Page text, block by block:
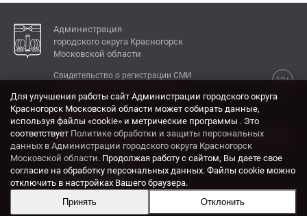
Администрация
городского округа Красногорск
Московской области
12+
Свидетельство о регистрации СМИ
КОНТАКТЫ
Адрес: 143404, Московская область, г. Красногорск,
ул. Ленина, дом 4.
Электронная почта:
krasrn@mosreg.ru
Разработка и поддержка сайта ADN
Для улучшения работы сайт Администрации городского округа
Красногорск Московской области может собирать данные,
используя файлы «cookie» и метрические программы . Это
соответствует Политике обработки и защиты персональных
данных в Администрации городского округа Красногорск
Московской области. Продолжая работу с сайтом, Вы даете свое
согласие на обработку персональных данных. Файлы cookie можно
отключить в настройках Вашего браузера.
Принять
Отклонить